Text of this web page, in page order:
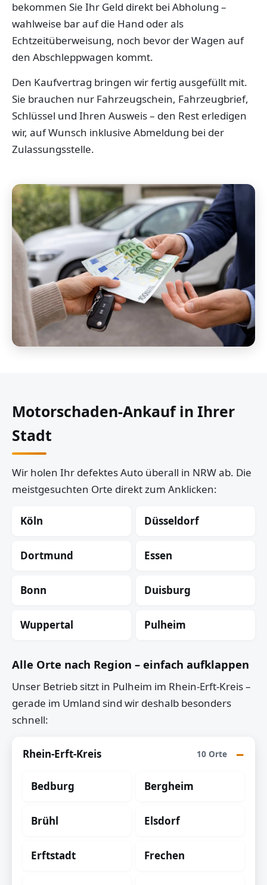
bekommen Sie Ihr Geld direkt bei Abholung –
wahlweise bar auf die Hand oder als
Echtzeitüberweisung, noch bevor der Wagen auf
den Abschleppwagen kommt.
Den Kaufvertrag bringen wir fertig ausgefüllt mit.
Sie brauchen nur Fahrzeugschein, Fahrzeugbrief,
Schlüssel und Ihren Ausweis – den Rest erledigen
wir, auf Wunsch inklusive Abmeldung bei der
Zulassungsstelle.
Motorschaden-Ankauf in Ihrer
Stadt
Wir holen Ihr defektes Auto überall in NRW ab. Die
meistgesuchten Orte direkt zum Anklicken:
Köln Düsseldorf
Dortmund Essen
Bonn Duisburg
Wuppertal Pulheim
Alle Orte nach Region – einfach aufklappen
Unser Betrieb sitzt in Pulheim im Rhein-Erft-Kreis –
gerade im Umland sind wir deshalb besonders
schnell:
Rhein-Erft-Kreis 10 Orte
Bedburg Bergheim
Brühl Elsdorf
Erftstadt Frechen